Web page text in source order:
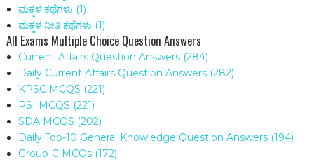
ಮಕ್ಕಳ‌ ಕಥೆಗಳು (1)
ಮಕ್ಕಳ ನೀತಿ ಕಥೆಗಳು (1)
All Exams Multiple Choice Question Answers
Current Affairs Question Answers (284)
Daily Current Affairs Question Answers (282)
KPSC MCQS (221)
PSI MCQS (221)
SDA MCQS (202)
Daily Top-10 General Knowledge Question Answers (194)
Group-C MCQs (172)